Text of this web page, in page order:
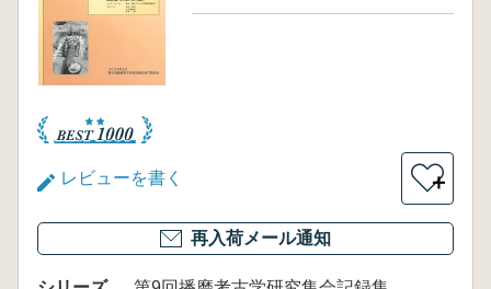
レビューを書く ＋
再入荷メール通知